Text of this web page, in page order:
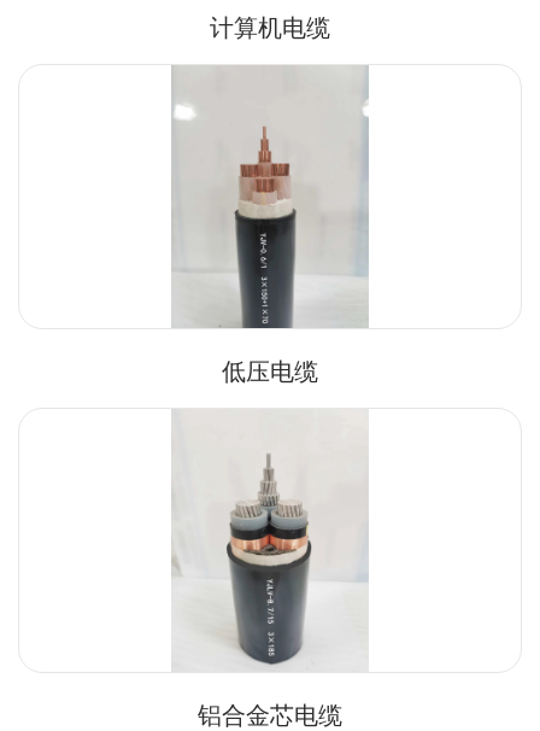
计算机电缆
低压电缆
铝合金芯电缆